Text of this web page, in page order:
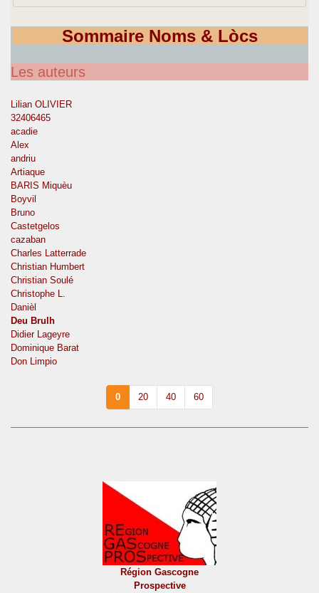
Sommaire Noms & Lòcs
Les auteurs
Lilian OLIVIER
32406465
acadie
Alex
andriu
Artiaque
BARIS Miquèu
Boyvil
Bruno
Castetgelos
cazaban
Charles Latterrade
Christian Humbert
Christian Soulé
Christophe L.
Danièl
Deu Brulh
Didier Lageyre
Dominique Barat
Don Limpio
0 20 40 60
Région Gascogne
Prospective